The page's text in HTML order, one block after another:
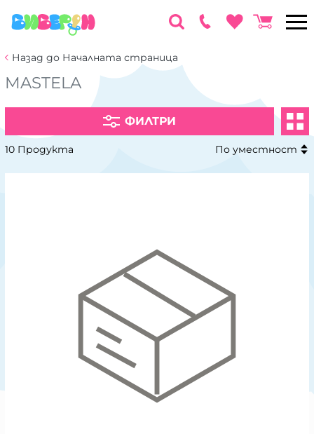
Назад до Началната страница
MASTELA
ФИЛТРИ
10 Продукта По уместност